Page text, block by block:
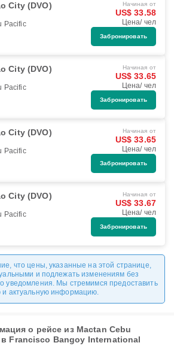
City (DVO)
Pacific
Начиная от
US$ 33.58
Цена/ чел
Забронировать
City (DVO)
Pacific
Начиная от
US$ 33.65
Цена/ чел
Забронировать
City (DVO)
Pacific
Начиная от
US$ 33.65
Цена/ чел
Забронировать
City (DVO)
Pacific
Начиная от
US$ 33.67
Цена/ чел
Забронировать
что цены, указанные на этой странице,
и подлежать изменениям без
уведомления. Мы стремимся предоставить
и актуальную информацию.
о рейсе из Mactan Cebu
Francisco Bangoy International